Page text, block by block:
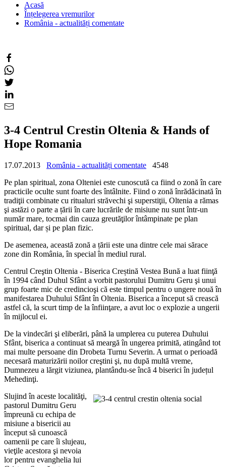
Acasă
Înțelegerea vremurilor
România - actualități comentate
3-4 Centrul Crestin Oltenia & Hands of
Hope Romania
17.07.2013 România - actualități comentate
4548
Pe plan spiritual, zona Olteniei este cunoscută ca fiind o zonă în care
practicile oculte sunt foarte des întâlnite. Fiind o zonă înrădăcinată în
tradiţii combinate cu ritualuri străvechi şi superstiţii, Oltenia a rămas
şi astăzi o parte a țării în care lucrările de misiune nu sunt într-un
număr mare, tocmai din cauza greutăţilor întâmpinate pe plan
spiritual, dar și pe plan fizic.
De asemenea, această zonă a țării este una dintre cele mai sărace
zone din România, în special în mediul rural.
Centrul Creştin Oltenia - Biserica Creștină Vestea Bună a luat fiinţă
în 1994 când Duhul Sfânt a vorbit pastorului Dumitru Geru şi unui
grup foarte mic de credincioşi că este timpul pentru o ungere nouă în
manifestarea Duhului Sfânt în Oltenia. Biserica a început să crească
astfel că, la scurt timp de la înfiinţare, a avut loc o explozie a ungerii
în mijlocul ei.
De la vindecări şi eliberări, până la umplerea cu puterea Duhului
Sfânt, biserica a continuat să meargă în ungerea primită, atingând tot
mai multe persoane din Drobeta Turnu Severin. A urmat o perioadă
necesară maturizării noilor creştini şi, nu după multă vreme,
Dumnezeu a lărgit viziunea, plantându-se încă 4 biserici în județul
Mehedinţi.
Slujind în aceste localităţi,
pastorul Dumitru Geru
împreună cu echipa de
misiune a bisericii au
început să cunoască
oamenii pe care îi slujeau,
vieţile acestora şi nevoia
lor pentru evanghelia lui